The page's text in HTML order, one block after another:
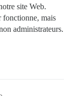
site Web.
fonctionne, mais
administrateurs.